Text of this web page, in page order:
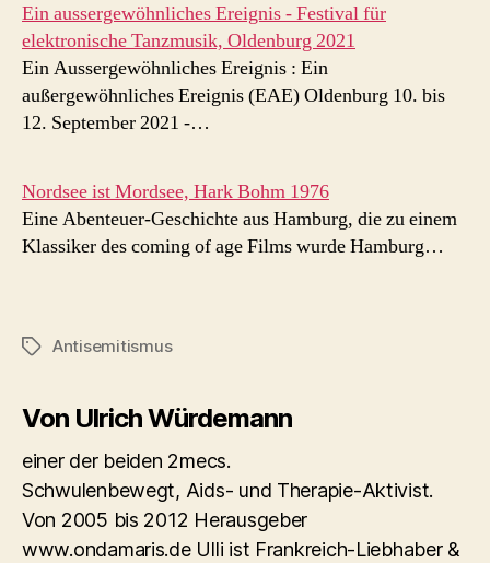
Ein aussergewöhnliches Ereignis - Festival für
elektronische Tanzmusik, Oldenburg 2021
Ein Aussergewöhnliches Ereignis : Ein
außergewöhnliches Ereignis (EAE) Oldenburg 10. bis
12. September 2021 -…
Nordsee ist Mordsee, Hark Bohm 1976
Eine Abenteuer-Geschichte aus Hamburg, die zu einem
Klassiker des coming of age Films wurde Hamburg…
Schlagwörter
Antisemitismus
Von Ulrich Würdemann
einer der beiden 2mecs.
Schwulenbewegt, Aids- und Therapie-Aktivist.
Von 2005 bis 2012 Herausgeber
www.ondamaris.de Ulli ist Frankreich-Liebhaber &